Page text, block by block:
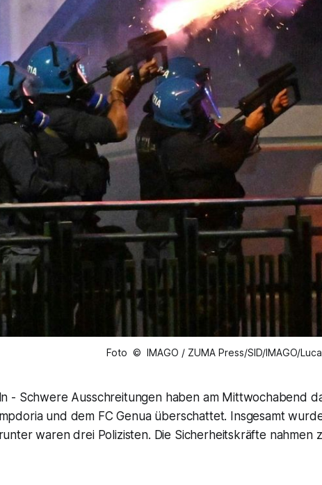
Foto © IMAGO / ZUMA Press/SID/IMAGO/
- Schwere Ausschreitungen haben am Mittwochabend
und dem FC Genua überschattet. Insgesamt
waren drei Polizisten. Die Sicherheitskräfte nahmen